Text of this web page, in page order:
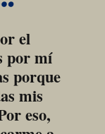
el
por mí
porque
mis
eso,